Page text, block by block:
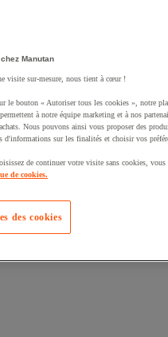
un produit à votre panier
Manutan
visite sur-mesure, nous tient à cœur !
le bouton « Autoriser tous les cookies », notre
à notre équipe marketing et à nos
Nous pouvons ainsi vous proposer des
d'informations sur les finalités et choisir vos
de continuer votre visite sans cookies,
de cookies.
des cookies